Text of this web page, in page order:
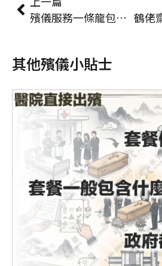
殯儀服務一條龍包含什麼？家屬委託前必確認的服務範圍清單
其他殯儀小貼士